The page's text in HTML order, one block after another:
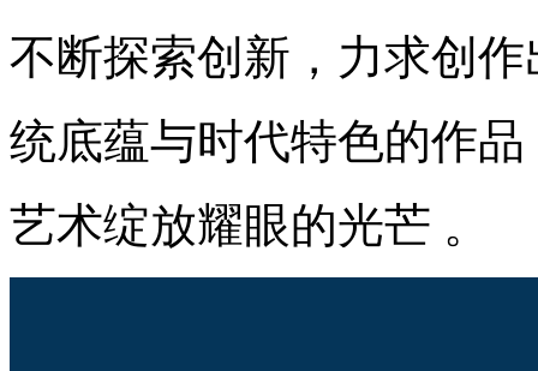
不断探索创新，力求创
统底蕴与时代特色的作
艺术绽放耀眼的光芒 。